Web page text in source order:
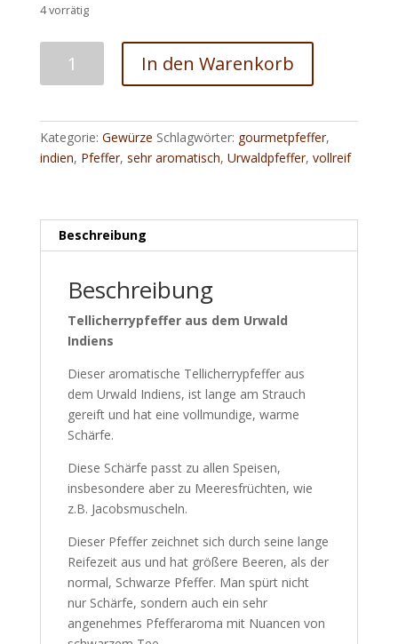
4 vorrätig
Indiens
Menge
In den Warenkorb
Kategorie: Gewürze Schlagwörter: gourmetpfeffer,
indien, Pfeffer, sehr aromatisch, Urwaldpfeffer, vollreif
Beschreibung
Beschreibung
Tellicherrypfeffer aus dem Urwald
Indiens
Dieser aromatische Tellicherrypfeffer aus
dem Urwald Indiens, ist lange am Strauch
gereift und hat eine vollmundige, warme
Schärfe.
Diese Schärfe passt zu allen Speisen,
insbesondere aber zu Meeresfrüchten, wie
z.B. Jacobsmuscheln.
Dieser Pfeffer zeichnet sich durch seine lange
Reifezeit aus und hat größere Beeren, als der
normal, Schwarze Pfeffer. Man spürt nicht
nur Schärfe, sondern auch ein sehr
angenehmes Pfefferaroma mit Nuancen von